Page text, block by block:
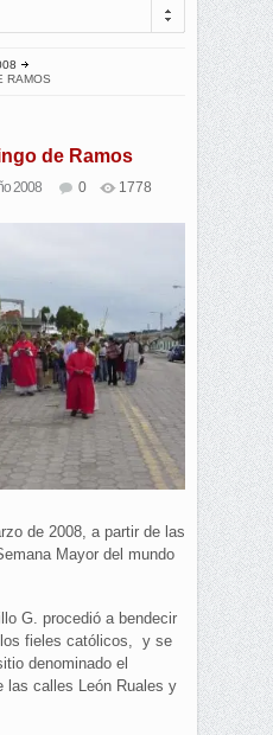
RAMOS
de Ramos
2008 0 1778
de 2008, a partir de las
Mayor del mundo
G. procedió a bendecir
fieles católicos, y se
denominado el
las calles León Ruales y